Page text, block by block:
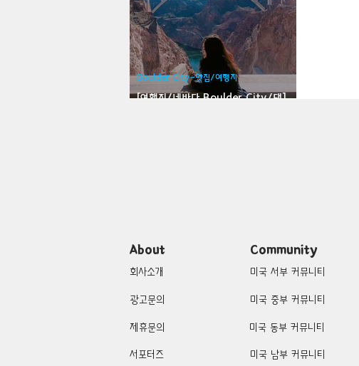
Badlands-맛집/여행지 Baltimore-맛집/
Bloomfield-맛집/여행지 Bloomington-
Cascade Locks-맛집/여행지
[여행지/네바다 Boulder City/댐]
Boulder City-맛집/여행지
About
회사소개
광고문의
제휴문의
서포터즈
Community
미국 서부 커뮤니티
미국 중부 커뮤니티
미국 동부 커뮤니티
미국 남부 커뮤니티